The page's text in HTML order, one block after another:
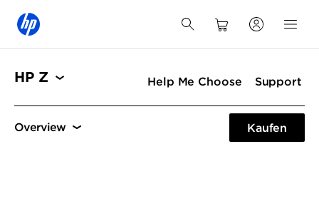
HP Z Help Me Choose Support
Workflows Anschlüsse
Kaufen